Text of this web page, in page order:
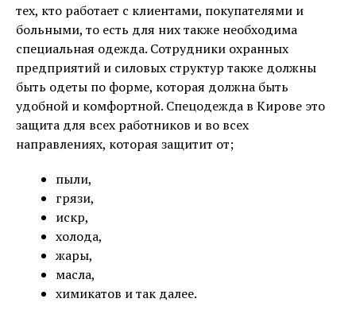
тех, кто работает с клиентами, покупателями и
больными, то есть для них также необходима
специальная одежда. Сотрудники охранных
предприятий и силовых структур также должны
быть одеты по форме, которая должна быть
удобной и комфортной. Спецодежда в Кирове это
защита для всех работников и во всех
направлениях, которая защитит от;
пыли,
грязи,
искр,
холода,
жары,
масла,
химикатов и так далее.